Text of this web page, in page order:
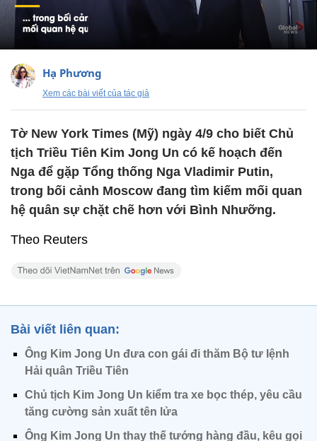
Hạ Phương
Xem các bài viết của tác giả
Tờ New York Times (Mỹ) ngày 4/9 cho biết Chủ
tịch Triều Tiên Kim Jong Un có kế hoạch đến
Nga để gặp Tổng thống Nga Vladimir Putin,
trong bối cảnh Moscow đang tìm kiếm mối quan
hệ quân sự chặt chẽ hơn với Bình Nhưỡng.
Theo Reuters
Bài viết liên quan:
Ông Kim Jong Un đưa con gái đi thăm Bộ tư lệnh
Hải quân Triều Tiên
Chủ tịch Kim Jong Un kiểm tra xe bọc thép, yêu cầu
tăng cường sản xuất tên lửa
Ông Kim Jong Un thay thế tướng hàng đầu, kêu gọi